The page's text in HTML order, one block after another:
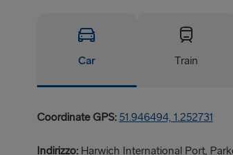
Car Train
Coordinate GPS: 51.946494, 1.252731
Indirizzo: Harwich International Port,